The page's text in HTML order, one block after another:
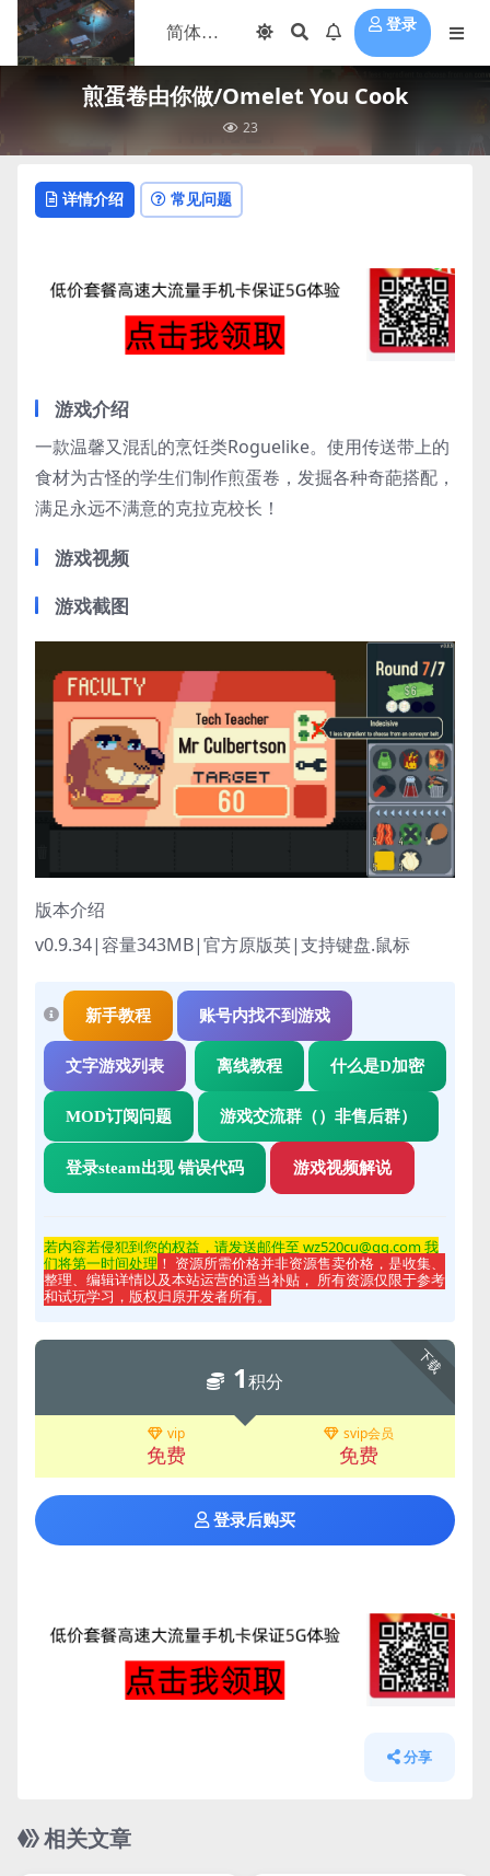
登录
煎蛋卷由你做/Omelet You Cook
23
详情介绍 常见问题
游戏介绍
一款温馨又混乱的烹饪类Roguelike。使用传送带上的
食材为古怪的学生们制作煎蛋卷，发掘各种奇葩搭配，
满足永远不满意的克拉克校长！
游戏视频
游戏截图
版本介绍
v0.9.34|容量343MB|官方原版英|支持键盘.鼠标
新手教程 账号内找不到游戏
文字游戏列表 离线教程 什么是D加密
MOD订阅问题 游戏交流群（）非售后群）
登录steam出现 错误代码 游戏视频解说
若内容若侵犯到您的权益，请发送邮件至 wz520cu@qq.com 我
们将第一时间处理 ！ 资源所需价格并非资源售卖价格，是收集、
整理、编辑详情以及本站运营的适当补贴， 所有资源仅限于参考
和试玩学习，版权归原开发者所有。
下载
1积分
vip
免费
svip会员
免费
登录后购买
分享
相关文章